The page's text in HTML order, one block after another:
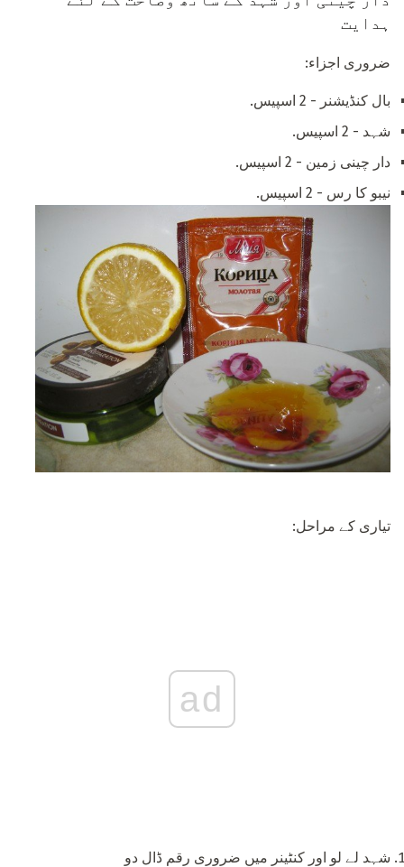
ہدایت
ضروری اجزاء:
بال کنڈیشنر - 2 اسپیس.
شہد - 2 اسپیس.
دار چینی زمین - 2 اسپیس.
نیبو کا رس - 2 اسپیس.
تیاری کے مراحل:
ad
شہد لے لو اور کنٹینر میں ضروری رقم ڈال دو